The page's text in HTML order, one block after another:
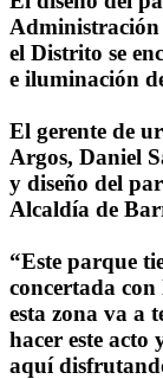
el Distrito se
e iluminación
El gerente de
Argos, Daniel
y diseño del
Alcaldía de
“Este parque
concertada
esta zona va a
hacer este acto
aquí